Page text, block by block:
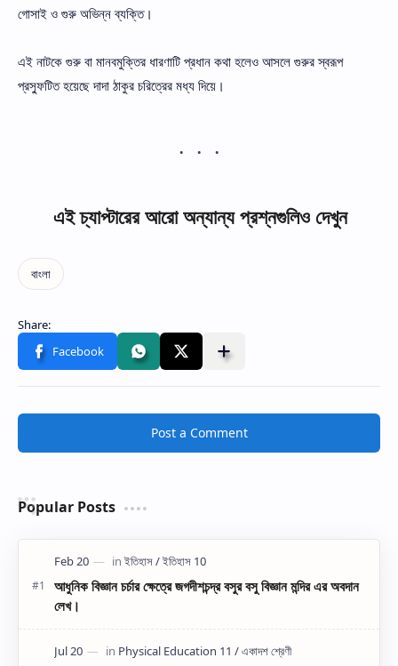
গোসাই ও গুরু অভিন্ন ব্যক্তি।
এই নাটকে গুরু বা মানবমুক্তির ধারণাটি প্রধান কথা হলেও আসলে গুরুর স্বরূপ
প্রস্ফুটিত হয়েছে দাদা ঠাকুর চরিত্রের মধ্য দিয়ে।
এই চ্যাপ্টারের আরো অন্যান্য প্রশ্নগুলিও দেখুন
Post a Comment
Popular Posts
আধুনিক বিজ্ঞান চর্চার ক্ষেত্রে জগদীশচন্দ্র বসুর বসু বিজ্ঞান মন্দির এর অবদান
লেখ।